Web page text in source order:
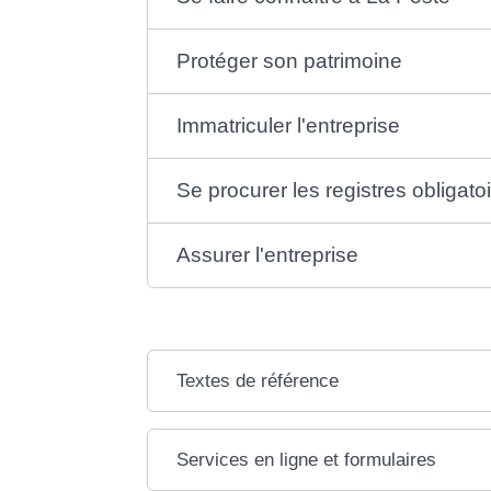
Protéger son patrimoine
Immatriculer l'entreprise
Se procurer les registres
Assurer l'entreprise
Textes de référence
Services en ligne et formulaires